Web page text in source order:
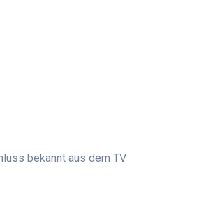
bekannt aus dem TV